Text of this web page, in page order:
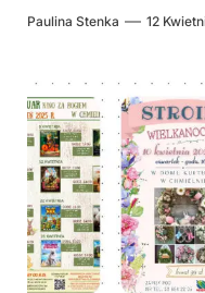
Paulina Stenka 12